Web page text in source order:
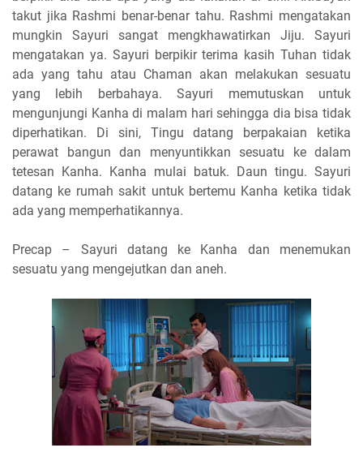
takut jika Rashmi benar-benar tahu. Rashmi mengatakan
mungkin Sayuri sangat mengkhawatirkan Jiju. Sayuri
mengatakan ya. Sayuri berpikir terima kasih Tuhan tidak
ada yang tahu atau Chaman akan melakukan sesuatu
yang lebih berbahaya. Sayuri memutuskan untuk
mengunjungi Kanha di malam hari sehingga dia bisa tidak
diperhatikan. Di sini, Tingu datang berpakaian ketika
perawat bangun dan menyuntikkan sesuatu ke dalam
tetesan Kanha. Kanha mulai batuk. Daun tingu. Sayuri
datang ke rumah sakit untuk bertemu Kanha ketika tidak
ada yang memperhatikannya.
Precap – Sayuri datang ke Kanha dan menemukan
sesuatu yang mengejutkan dan aneh.